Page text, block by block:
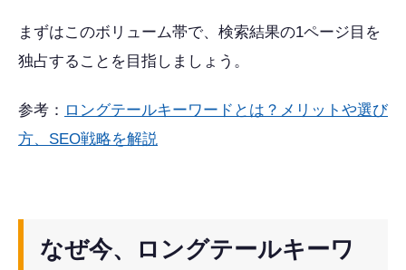
まずはこのボリューム帯で、検索結果の1ページ目を
独占することを目指しましょう。
参考： ロングテールキーワードとは？メリットや選び
方、SEO戦略を解説
なぜ今、ロングテールキーワ